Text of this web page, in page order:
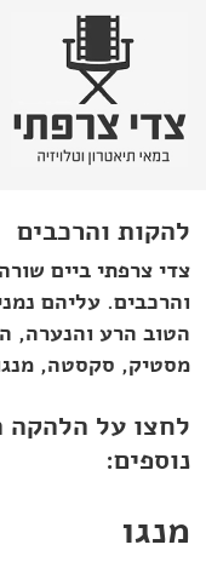
להקות והרכבים
צדי צרפתי ביים
והרכבים. עליהם
הטוב הרע והנערה,
מסטיק, סקסטה,
לחצו על הלהקה
נוספים:
מנגו